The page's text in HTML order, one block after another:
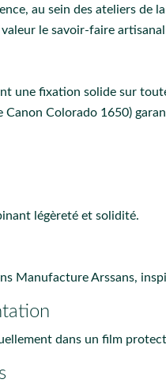
au sein des ateliers de la
le savoir-faire
une fixation solide sur
Colorado 1650)
légèreté et solidité.
Manufacture Arssans,
dans un film